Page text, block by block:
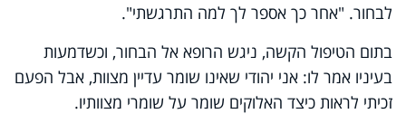
לבחור. "אחר כך אספר לך למה התרגשתי".
בתום הטיפול הקשה, ניגש הרופא אל הבחור, וכשדמעות
בעיניו אמר לו: אני יהודי שאינו שומר עדיין מצוות, אבל הפעם
זכיתי לראות כיצד האלוקים שומר על שומרי מצוותיו.